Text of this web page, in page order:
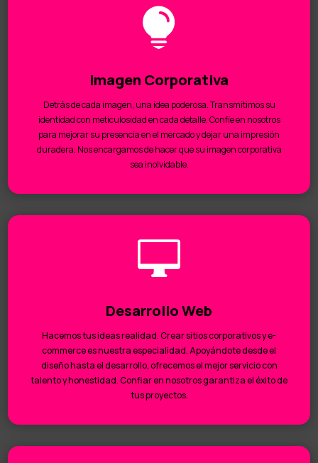

Imagen Corporativa
Detrás de cada imagen, una idea poderosa. Transmitimos su
identidad con meticulosidad en cada detalle. Confíe en nosotros
para mejorar su presencia en el mercado y dejar una impresión
duradera. Nos encargamos de hacer que su imagen corporativa
sea inolvidable.

Desarrollo Web
Hacemos tus ideas realidad. Crear sitios corporativos y e-
commerce es nuestra especialidad. Apoyándote desde el
diseño hasta el desarrollo, ofrecemos el mejor servicio con
talento y honestidad. Confiar en nosotros garantiza el éxito de
tus proyectos.